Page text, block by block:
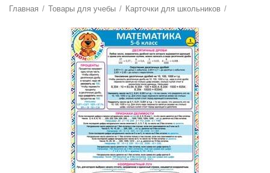
Главная / Товары для учебы / Карточки для школьников /